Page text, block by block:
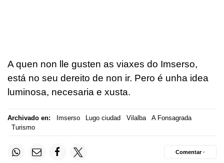
A quen non lle gusten as viaxes do Imserso,
está no seu dereito de non ir. Pero é unha idea
luminosa, necesaria e xusta.
Archivado en: Imserso Lugo ciudad Vilalba
A Fonsagrada
Turismo
Comentar ·